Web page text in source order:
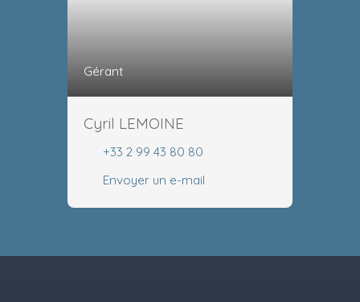
Gérant
Cyril LEMOINE
+33 2 99 43 80 80
Envoyer un e-mail